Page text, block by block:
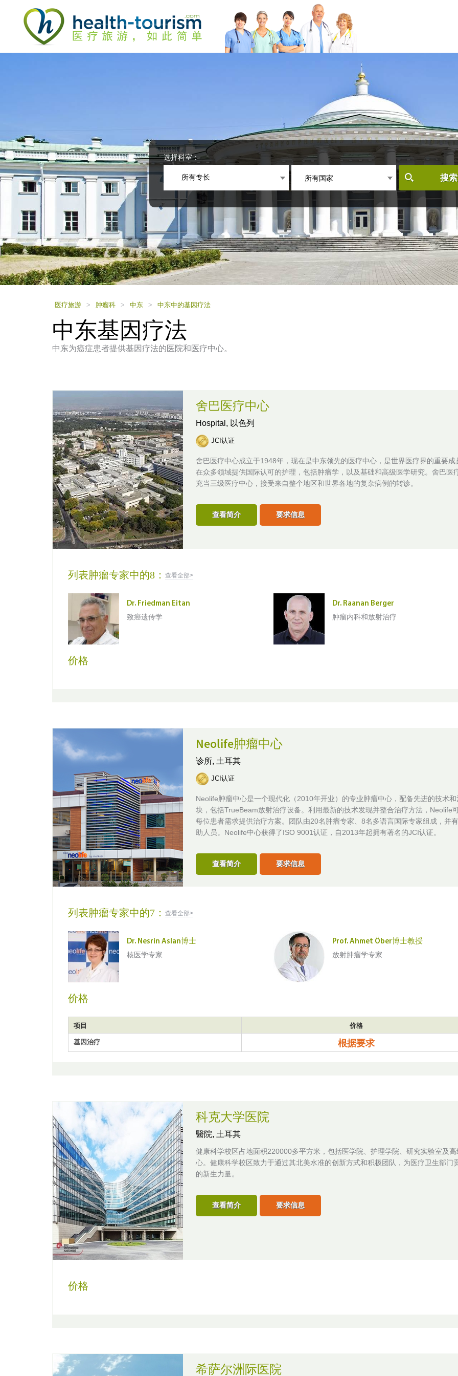
the
website
to
people
with
a
screen
reader;
Press
Control-
选择科室：
所有专长 所有国家 搜
医疗旅游 > 肿瘤科 > 中东 > 中东中的基因疗法
中东基因疗法
中东为癌症患者提供基因疗法的医院和医疗中心。
舍巴医疗中心
Hospital, 以色列
JCI认证
舍巴医疗中心成立于1948年，现在是中东领先的医疗中心，是世界医疗界的重要成
在众多领域提供国际认可的护理，包括肿瘤学，以及基础和高级医学研究。舍巴医
充当三级医疗中心，接受来自整个地区和世界各地的复杂病例的转诊。
查看简介 要求信息
列表肿瘤专家中的8： 查看全部>
Dr. Friedman Eitan
致癌遗传学
Dr. Raanan Berger
肿瘤内科和放射治疗
价格
Neolife肿瘤中心
诊所, 土耳其
JCI认证
Neolife肿瘤中心是一个现代化（2010年开业）的专业肿瘤中心，配备先进的技术和
块，包括TrueBeam放射治疗设备。利用最新的技术发现并整合治疗方法，Neolife
每位患者需求提供治疗方案。团队由20名肿瘤专家、8名多语言国际专家组成，并
助人员。Neolife中心获得了ISO 9001认证，自2013年起拥有著名的JCI认证。
查看简介 要求信息
列表肿瘤专家中的7： 查看全部>
Dr. Nesrin Aslan博士
核医学专家
Prof. Ahmet Öber博士教授
放射肿瘤学专家
价格
项目 价格
基因治疗 根据要求
科克大学医院
醫院, 土耳其
健康科学校区占地面积220000多平方米，包括医学院、护理学院、研究实验室及高
心。健康科学校区致力于通过其北美水准的创新方式和积极团队，为医疗卫生部门
的新生力量。
查看简介 要求信息
价格
希萨尔洲际医院